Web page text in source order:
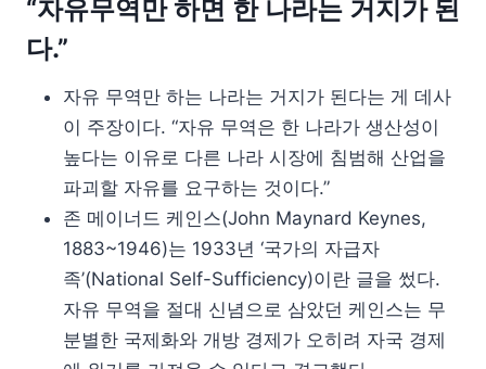
“자유무역만 하면 한 나라는 거지가 된
다.”
자유 무역만 하는 나라는 거지가 된다는 게 데사
이 주장이다. “자유 무역은 한 나라가 생산성이
높다는 이유로 다른 나라 시장에 침범해 산업을
파괴할 자유를 요구하는 것이다.”
존 메이너드 케인스(John Maynard Keynes,
1883~1946)는 1933년 ‘국가의 자급자
족’(National Self-Sufficiency)이란 글을 썼다.
자유 무역을 절대 신념으로 삼았던 케인스는 무
분별한 국제화와 개방 경제가 오히려 자국 경제